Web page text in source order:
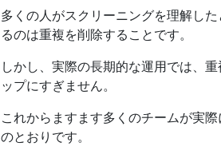
多くの人がスクリーニングを理解し
るのは重複を削除することです。
しかし、実際の長期的な運用では、
ップにすぎません。
これからますます多くのチームが実
のとおりです。